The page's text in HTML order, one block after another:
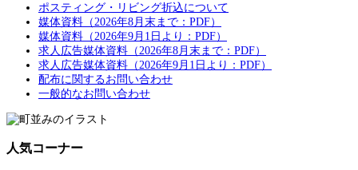
ポスティング・リビング折込について
媒体資料（2026年8月末まで：PDF）
媒体資料（2026年9月1日より：PDF）
求人広告媒体資料（2026年8月末まで：PDF）
求人広告媒体資料（2026年9月1日より：PDF）
配布に関するお問い合わせ
一般的なお問い合わせ
人気コーナー